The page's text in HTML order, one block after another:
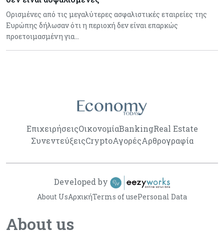
Ορισμένες από τις μεγαλύτερες ασφαλιστικές εταιρείες της
Ευρώπης δήλωσαν ότι η περιοχή δεν είναι επαρκώς
προετοιμασμένη για…
ΕπιχειρήσειςΟικονομίαBankingReal Estate
ΣυνεντεύξειςCryptoΑγορέςΑρθρογραφία
About us
About UsΑρχικήTerms of usePersonal Data
Developed by